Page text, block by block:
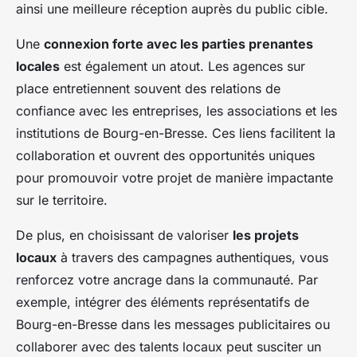
ainsi une meilleure réception auprès du public cible.
Une connexion forte avec les parties prenantes
locales est également un atout. Les agences sur
place entretiennent souvent des relations de
confiance avec les entreprises, les associations et les
institutions de Bourg-en-Bresse. Ces liens facilitent la
collaboration et ouvrent des opportunités uniques
pour promouvoir votre projet de manière impactante
sur le territoire.
De plus, en choisissant de valoriser les projets
locaux à travers des campagnes authentiques, vous
renforcez votre ancrage dans la communauté. Par
exemple, intégrer des éléments représentatifs de
Bourg-en-Bresse dans les messages publicitaires ou
collaborer avec des talents locaux peut susciter un